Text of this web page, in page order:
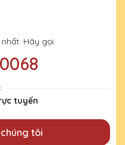
Hãy gọi
tuyến
tôi